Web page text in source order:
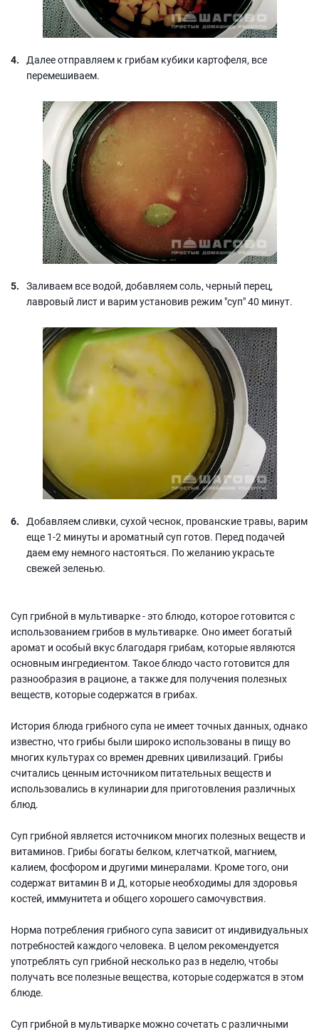
Далее отправляем к грибам кубики картофеля, все
перемешиваем.
Заливаем все водой, добавляем соль, черный перец,
лавровый лист и варим установив режим "суп" 40 минут.
Добавляем сливки, сухой чеснок, прованские травы, варим
еще 1-2 минуты и ароматный суп готов. Перед подачей
даем ему немного настояться. По желанию украсьте
свежей зеленью.
Суп грибной в мультиварке - это блюдо, которое готовится с
использованием грибов в мультиварке. Оно имеет богатый
аромат и особый вкус благодаря грибам, которые являются
основным ингредиентом. Такое блюдо часто готовится для
разнообразия в рационе, а также для получения полезных
веществ, которые содержатся в грибах.
История блюда грибного супа не имеет точных данных, однако
известно, что грибы были широко использованы в пищу во
многих культурах со времен древних цивилизаций. Грибы
считались ценным источником питательных веществ и
использовались в кулинарии для приготовления различных
блюд.
Суп грибной является источником многих полезных веществ и
витаминов. Грибы богаты белком, клетчаткой, магнием,
калием, фосфором и другими минералами. Кроме того, они
содержат витамин В и Д, которые необходимы для здоровья
костей, иммунитета и общего хорошего самочувствия.
Норма потребления грибного супа зависит от индивидуальных
потребностей каждого человека. В целом рекомендуется
употреблять суп грибной несколько раз в неделю, чтобы
получать все полезные вещества, которые содержатся в этом
блюде.
Суп грибной в мультиварке можно сочетать с различными